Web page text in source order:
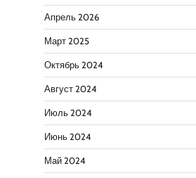
Апрель 2026
Март 2025
Октябрь 2024
Август 2024
Июль 2024
Июнь 2024
Май 2024